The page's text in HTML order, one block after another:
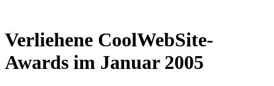
Verliehene CoolWebSite-
Awards im Januar 2005